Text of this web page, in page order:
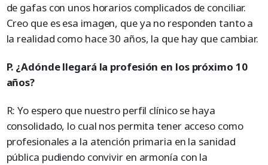
de gafas con unos horarios complicados de conciliar.
Creo que es esa imagen, que ya no responden tanto a
la realidad como hace 30 años, la que hay que cambiar.
P. ¿Adónde llegará la profesión en los próximo 10
años?
R: Yo espero que nuestro perfil clínico se haya
consolidado, lo cual nos permita tener acceso como
profesionales a la atención primaria en la sanidad
pública pudiendo convivir en armonía con la